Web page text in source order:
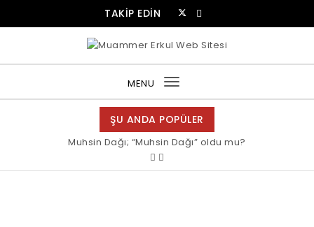
TAKİP EDİN
MENU
Toggle
navigation
ŞU ANDA POPÜLER
Muhsin Dağı; “Muhsin Dağı” oldu mu?